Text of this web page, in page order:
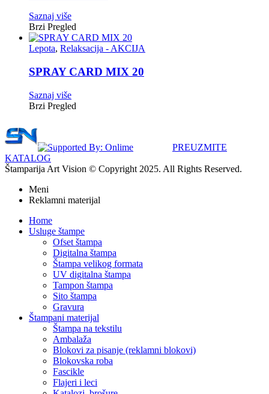
Saznaj više
Brzi Pregled
Lepota, Relaksacija - AKCIJA
SPRAY CARD MIX 20
Saznaj više
Brzi Pregled
PREUZMITE
KATALOG
Štamparija Art Vision © Copyright 2025. All Rights Reserved.
Meni
Reklamni materijal
Home
Usluge štampe
Ofset štampa
Digitalna štampa
Štampa velikog formata
UV digitalna štampa
Tampon štampa
Sito štampa
Gravura
Štampani materijal
Štampa na tekstilu
Ambalaža
Blokovi za pisanje (reklamni blokovi)
Blokovska roba
Fascikle
Flajeri i leci